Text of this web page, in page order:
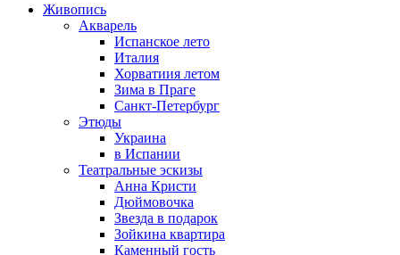
Живопись
Акварель
Испанское лето
Италия
Хорватиия летом
Зима в Праге
Санкт-Петербург
Этюды
Украина
в Испании
Театральные эскизы
Анна Кристи
Дюймовочка
Звезда в подарок
Зойкина квартира
Каменный гость